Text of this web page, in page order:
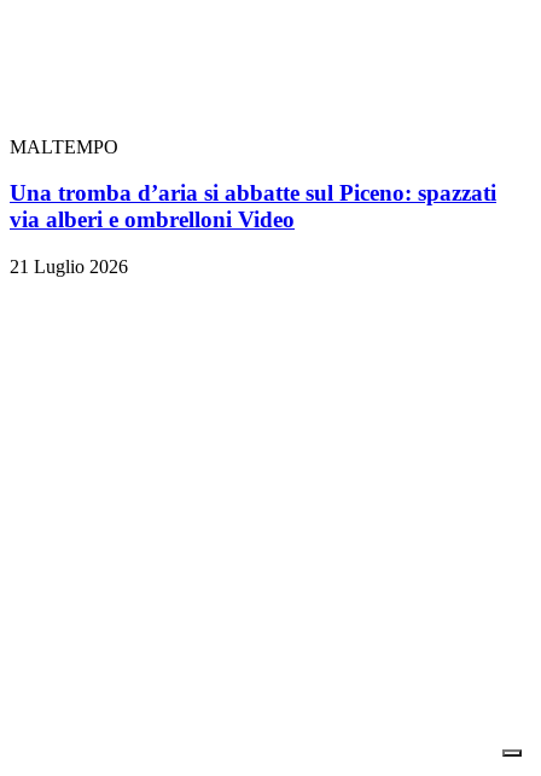
MALTEMPO
Una tromba d’aria si abbatte sul Piceno: spazzati
via alberi e ombrelloni Video
21 Luglio 2026